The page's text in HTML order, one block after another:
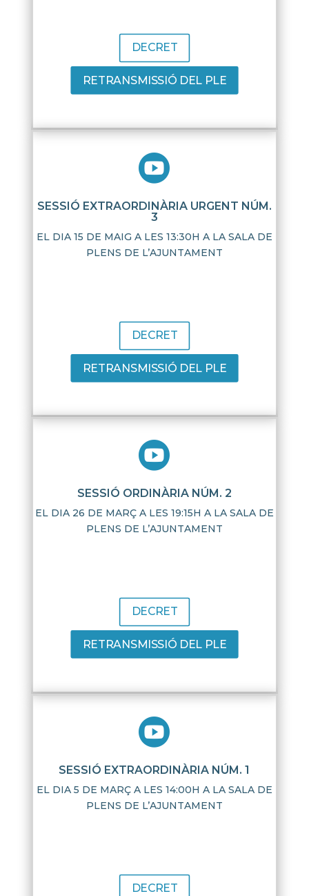
DECRET
RETRANSMISSIÓ DEL PLE

SESSIÓ EXTRAORDINÀRIA URGENT NÚM.
3
EL DIA 15 DE MAIG A LES 13:30H A LA SALA DE
PLENS DE L’AJUNTAMENT
DECRET
RETRANSMISSIÓ DEL PLE

SESSIÓ ORDINÀRIA NÚM. 2
EL DIA 26 DE MARÇ A LES 19:15H A LA SALA DE
PLENS DE L’AJUNTAMENT
DECRET
RETRANSMISSIÓ DEL PLE

SESSIÓ EXTRAORDINÀRIA NÚM. 1
EL DIA 5 DE MARÇ A LES 14:00H A LA SALA DE
PLENS DE L’AJUNTAMENT
DECRET